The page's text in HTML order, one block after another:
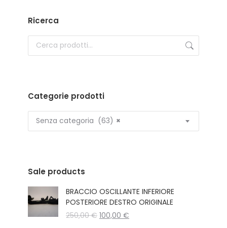
Ricerca
Categorie prodotti
×
Senza categoria (63)
Sale products
BRACCIO OSCILLANTE INFERIORE
POSTERIORE DESTRO ORIGINALE
250,00€ Il
100,00 €